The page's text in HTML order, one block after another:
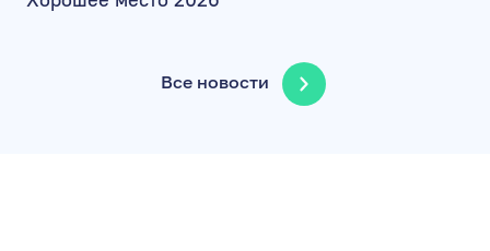
Все новости